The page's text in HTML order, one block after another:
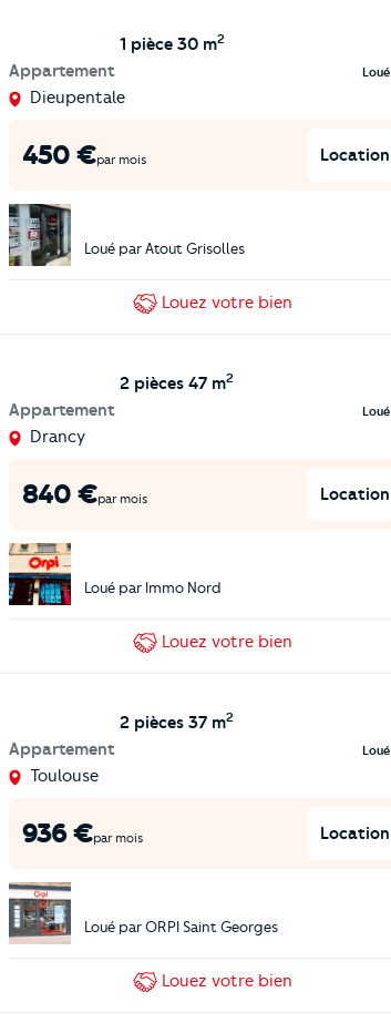
Appartement
1 pièce 30 m2
Loué
Dieupentale
450 €par mois Location
Loué parAtout Grisolles
Louez votre bien
Appartement
2 pièces 47 m2
Loué
Drancy
840 €par mois Location
Loué par Immo Nord
Louez votre bien
Appartement
2 pièces 37 m2
Loué
Toulouse
936€par mois Location
Loué parORPI Saint Georges
Louez votre bien